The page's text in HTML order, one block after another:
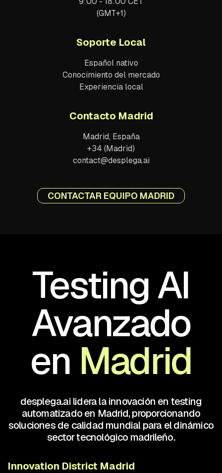
(GMT+1)
Soporte Local
Español nativo
Conocimiento del mercado
Experiencia local
Contacto Madrid
Madrid, España
+34 (Madrid)
contact@desplega.ai
CONTACTAR EQUIPO MADRID
Testing AI
Avanzado
en Madrid
desplega.ai lidera la innovación en testing
automatizado en Madrid, proporcionando
soluciones de calidad mundial para el dinámico
sector tecnológico madrileño.
Innovation District Madrid